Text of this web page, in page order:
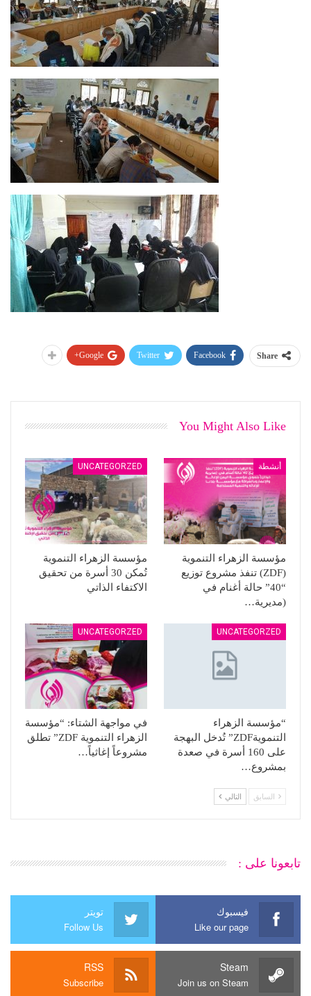
Share
Facebook
Twitter
Google+
You Might Also Like
أنشطة
مؤسسة الزهراء التنموية
(ZDF) تنفذ مشروع توزيع
“40” حالة أغنام في
(مديرية…
UNCATEGORZED
مؤسسة الزهراء التنموية
تُمكن 30 أسرة من تحقيق
الاكتفاء الذاتي
UNCATEGORZED
“مؤسسة الزهراء
التنمويةZDF” تُدخل البهجة
على 160 أسرة في صعدة
بمشروع…
UNCATEGORZED
في مواجهة الشتاء: “مؤسسة
الزهراء التنموية ZDF” تطلق
مشروعاً إغاثياً…
السابق التالي
تابعونا على :
فيسبوك
Like our page
تويتر
Follow Us
Steam
Join us on Steam
RSS
Subscribe